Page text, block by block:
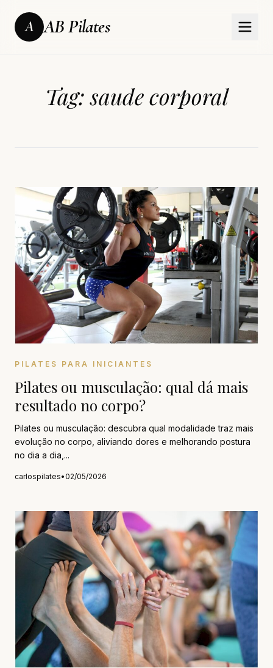
A AB Pilates
Tag:saude corporal
PILATES PARA INICIANTES
Pilates ou musculação: qual dá mais
resultado no corpo?
Pilates ou musculação: descubra qual modalidade traz mais
evolução no corpo, aliviando dores e melhorando postura
no dia a dia,...
carlospilates•02/05/2026